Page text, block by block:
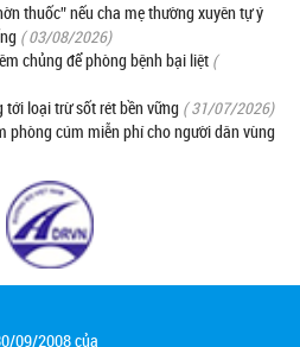
thuốc” nếu cha mẹ thường xuyên tự ý
( 03/08/2026)
chủng để phòng bệnh bại liệt (
loại trừ sốt rét bền vững ( 31/07/2026)
phòng cúm miễn phí cho người dân vùng
09/2008 của